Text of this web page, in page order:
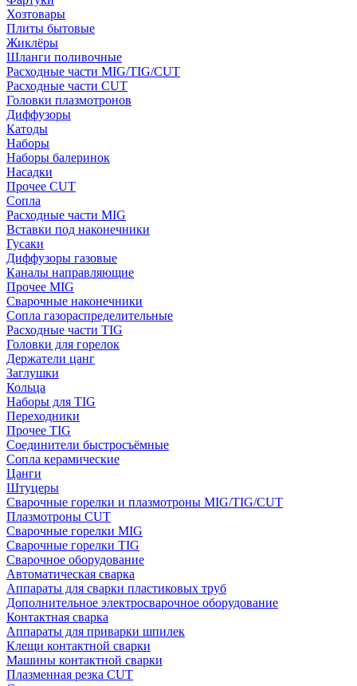
Хозтовары
Плиты бытовые
Жиклёры
Шланги поливочные
Расходные части MIG/TIG/CUT
Расходные части CUT
Головки плазмотронов
Диффузоры
Катоды
Наборы
Наборы балеринок
Насадки
Прочее CUT
Сопла
Расходные части MIG
Вставки под наконечники
Гусаки
Диффузоры газовые
Каналы направляющие
Прочее MIG
Сварочные наконечники
Сопла газораспределительные
Расходные части TIG
Головки для горелок
Держатели цанг
Заглушки
Кольца
Наборы для TIG
Переходники
Прочее TIG
Соединители быстросъёмные
Сопла керамические
Цанги
Штуцеры
Сварочные горелки и плазмотроны MIG/TIG/CUT
Плазмотроны CUT
Сварочные горелки MIG
Сварочные горелки TIG
Сварочное оборудование
Автоматическая сварка
Аппараты для сварки пластиковых труб
Дополнительное электросварочное оборудование
Контактная сварка
Аппараты для приварки шпилек
Клещи контактной сварки
Машины контактной сварки
Плазменная резка CUT